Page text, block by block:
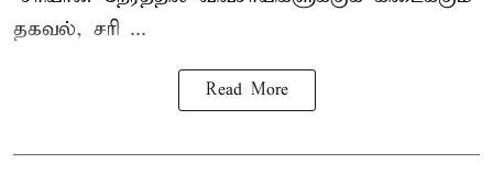
தகவல், சரி ...
Read More